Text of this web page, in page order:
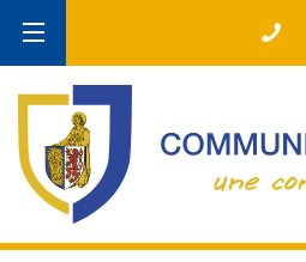
LA LIGNE DIRECTE